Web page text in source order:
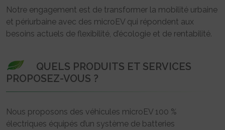
Notre engagement est de transformer la mobilité urbaine
et périurbaine avec des microEV qui répondent aux
besoins actuels de flexibilité, d’écologie et de rentabilité.
QUELS PRODUITS ET SERVICES
PROPOSEZ-VOUS ?
Nous proposons des véhicules microEV 100 %
électriques équipés d’un système de batteries